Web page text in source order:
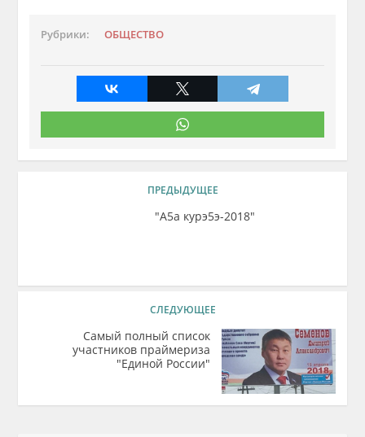
Рубрики: ОБЩЕСТВО
ПРЕДЫДУЩЕЕ
"А5а курэ5э-2018"
СЛЕДУЮЩЕЕ
Самый полный список
участников праймериза
"Единой России"